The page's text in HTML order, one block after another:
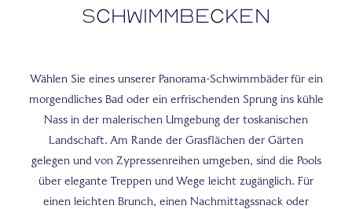
Schwimmbecken
Wählen Sie eines unserer Panorama-Schwimmbäder für ein
morgendliches Bad oder ein erfrischenden Sprung ins kühle
Nass in der malerischen Umgebung der toskanischen
Landschaft. Am Rande der Grasflächen der Gärten
gelegen und von Zypressenreihen umgeben, sind die Pools
über elegante Treppen und Wege leicht zugänglich. Für
einen leichten Brunch, einen Nachmittagssnack oder